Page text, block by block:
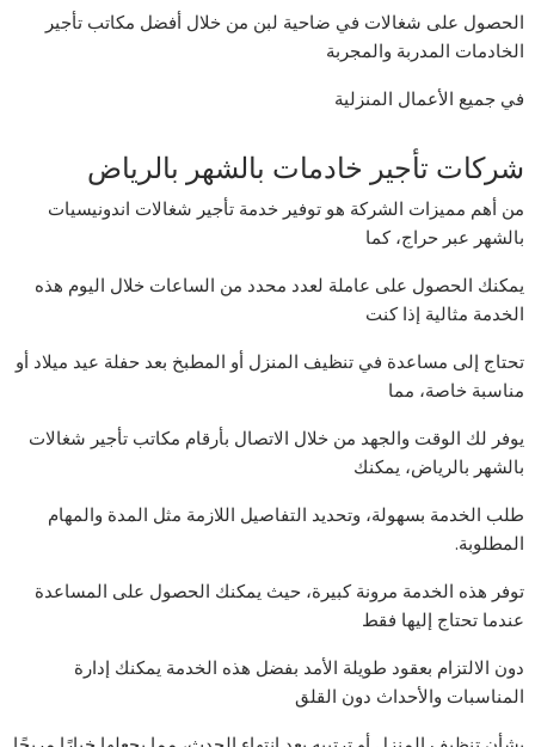
الحصول على شغالات في ضاحية لبن من خلال أفضل مكاتب تأجير
الخادمات المدربة والمجربة
في جميع الأعمال المنزلية
شركات تأجير خادمات بالشهر بالرياض
من أهم مميزات الشركة هو توفير خدمة تأجير شغالات اندونيسيات
بالشهر عبر حراج، كما
يمكنك الحصول على عاملة لعدد محدد من الساعات خلال اليوم هذه
الخدمة مثالية إذا كنت
تحتاج إلى مساعدة في تنظيف المنزل أو المطبخ بعد حفلة عيد ميلاد أو
مناسبة خاصة، مما
يوفر لك الوقت والجهد من خلال الاتصال بأرقام مكاتب تأجير شغالات
بالشهر بالرياض، يمكنك
طلب الخدمة بسهولة، وتحديد التفاصيل اللازمة مثل المدة والمهام
المطلوبة.
توفر هذه الخدمة مرونة كبيرة، حيث يمكنك الحصول على المساعدة
عندما تحتاج إليها فقط
دون الالتزام بعقود طويلة الأمد بفضل هذه الخدمة يمكنك إدارة
المناسبات والأحداث دون القلق